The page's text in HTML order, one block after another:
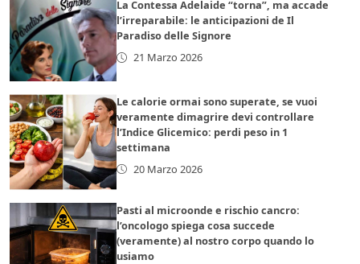
La Contessa Adelaide “torna”, ma accade
l’irreparabile: le anticipazioni de Il
Paradiso delle Signore
21 Marzo 2026
Le calorie ormai sono superate, se vuoi
veramente dimagrire devi controllare
l’Indice Glicemico: perdi peso in 1
settimana
20 Marzo 2026
Pasti al microonde e rischio cancro:
l’oncologo spiega cosa succede
(veramente) al nostro corpo quando lo
usiamo